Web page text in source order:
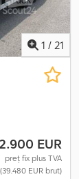
= Alte
1 / 21
EUR
preț fix plus TVA
(39.480 EUR brut)